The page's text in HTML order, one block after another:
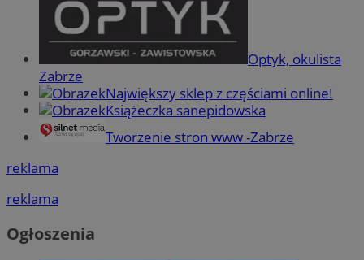
Optyk, okulista
Zabrze
Największy sklep z częściami online!
Książeczka sanepidowska
Tworzenie stron www -Zabrze
reklama
reklama
Ogłoszenia